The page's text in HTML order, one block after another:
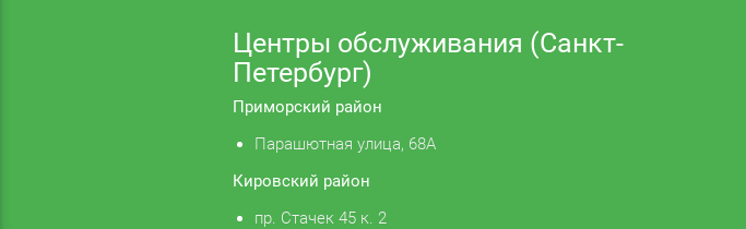
Центры обслуживания (Санкт-
Петербург)
Приморский район
Парашютная улица, 68А
Кировский район
пр. Стачек 45 к. 2